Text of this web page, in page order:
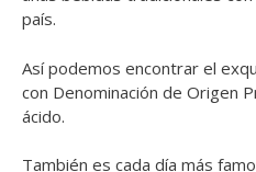
país.
Así podemos encontrar el
con Denominación de Origen
ácido.
También es cada día más